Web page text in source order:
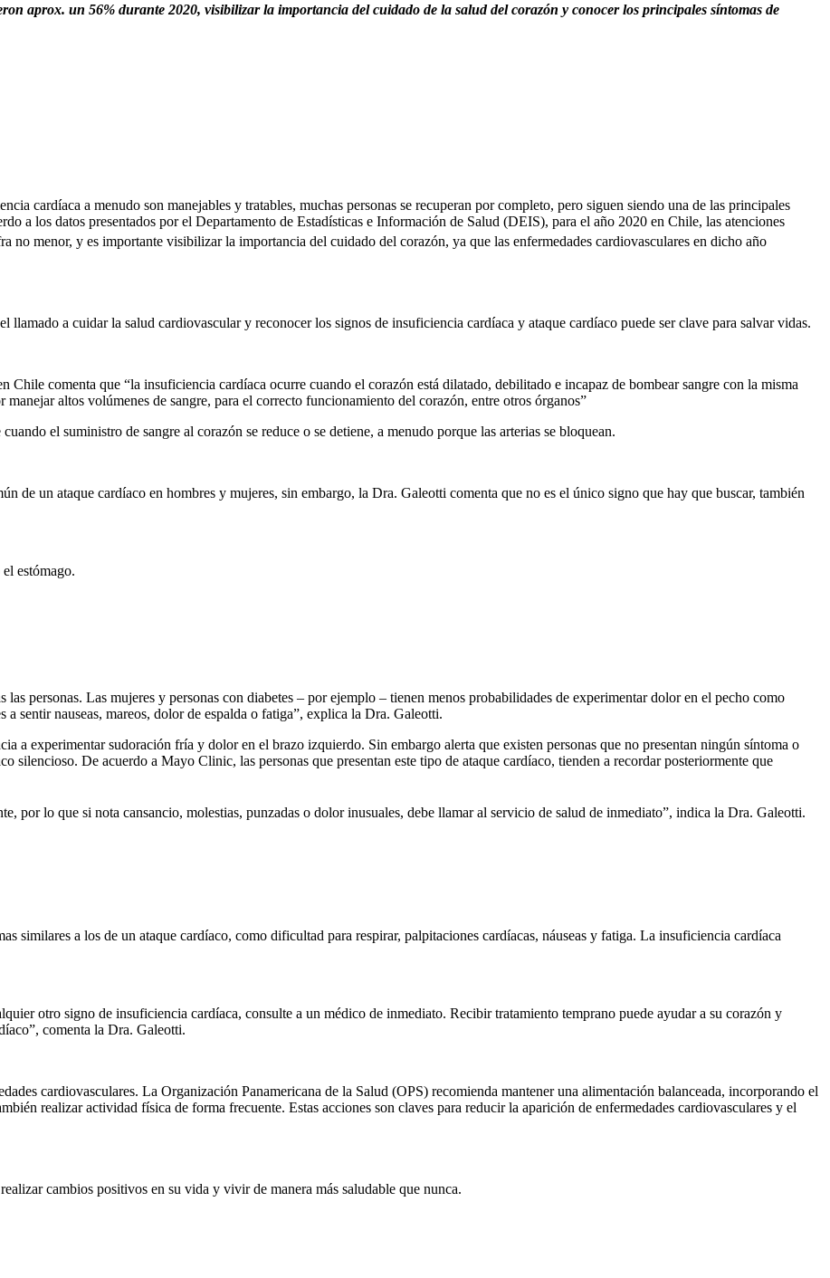
aprox. un 56% durante 2020, visibilizar la importancia del cuidado de la salud del corazón y conocer los principales síntomas de
cardíaca a menudo son manejables y tratables, muchas personas se recuperan por completo, pero siguen siendo una de las principales
a los datos presentados por el Departamento de Estadísticas e Información de Salud (DEIS), para el año 2020 en Chile, las atenciones
no menor, y es importante visibilizar la importancia del cuidado del corazón, ya que las enfermedades cardiovasculares en dicho año
a cuidar la salud cardiovascular y reconocer los signos de insuficiencia cardíaca y ataque cardíaco puede ser clave para salvar vidas.
comenta que “la insuficiencia cardíaca ocurre cuando el corazón está dilatado, debilitado e incapaz de bombear sangre con la misma
altos volúmenes de sangre, para el correcto funcionamiento del corazón, entre otros órganos”
el suministro de sangre al corazón se reduce o se detiene, a menudo porque las arterias se bloquean.
de un ataque cardíaco en hombres y mujeres, sin embargo, la Dra. Galeotti comenta que no es el único signo que hay que buscar, también
estómago.
personas. Las mujeres y personas con diabetes – por ejemplo – tienen menos probabilidades de experimentar dolor en el pecho como
sentir nauseas, mareos, dolor de espalda o fatiga”, explica la Dra. Galeotti.
a experimentar sudoración fría y dolor en el brazo izquierdo. Sin embargo alerta que existen personas que no presentan ningún síntoma o
silencioso. De acuerdo a Mayo Clinic, las personas que presentan este tipo de ataque cardíaco, tienden a recordar posteriormente que
por lo que si nota cansancio, molestias, punzadas o dolor inusuales, debe llamar al servicio de salud de inmediato”, indica la Dra. Galeotti.
similares a los de un ataque cardíaco, como dificultad para respirar, palpitaciones cardíacas, náuseas y fatiga. La insuficiencia cardíaca
otro signo de insuficiencia cardíaca, consulte a un médico de inmediato. Recibir tratamiento temprano puede ayudar a su corazón y
comenta la Dra. Galeotti.
cardiovasculares. La Organización Panamericana de la Salud (OPS) recomienda mantener una alimentación balanceada, incorporando el
realizar actividad física de forma frecuente. Estas acciones son claves para reducir la aparición de enfermedades cardiovasculares y el
cambios positivos en su vida y vivir de manera más saludable que nunca.